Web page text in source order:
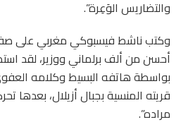
والتضاريس الوَعِرة”.
وكتب ناشط فيسبوكي مغربي على
أحسن من ألف برلماني ووزير، لقد
بواسطة هاتفه البسيط وكلامه
قريته المنسية بجبال أزيلال، بعدها
مراده”.